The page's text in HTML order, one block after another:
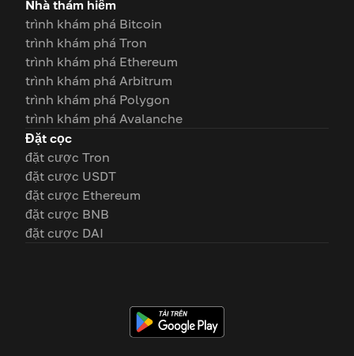
Nhà thám hiểm
trình khám phá Bitcoin
trình khám phá Tron
trình khám phá Ethereum
trình khám phá Arbitrum
trình khám phá Polygon
trình khám phá Avalanche
Đặt cọc
đặt cược Tron
đặt cược USDT
đặt cược Ethereum
đặt cược BNB
đặt cược DAI